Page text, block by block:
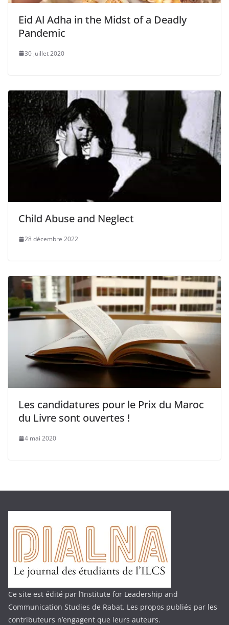
Eid Al Adha in the Midst of a Deadly
Pandemic
30 juillet 2020
Child Abuse and Neglect
28 décembre 2022
Les candidatures pour le Prix du Maroc
du Livre sont ouvertes !
4 mai 2020
Ce site est édité par l’Institute for Leadership and
Communication Studies de Rabat. Les propos publiés par les
contributeurs n’engagent que leurs auteurs.